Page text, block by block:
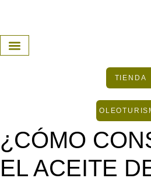
TIENDA
¿CÓMO
EL ACEITE